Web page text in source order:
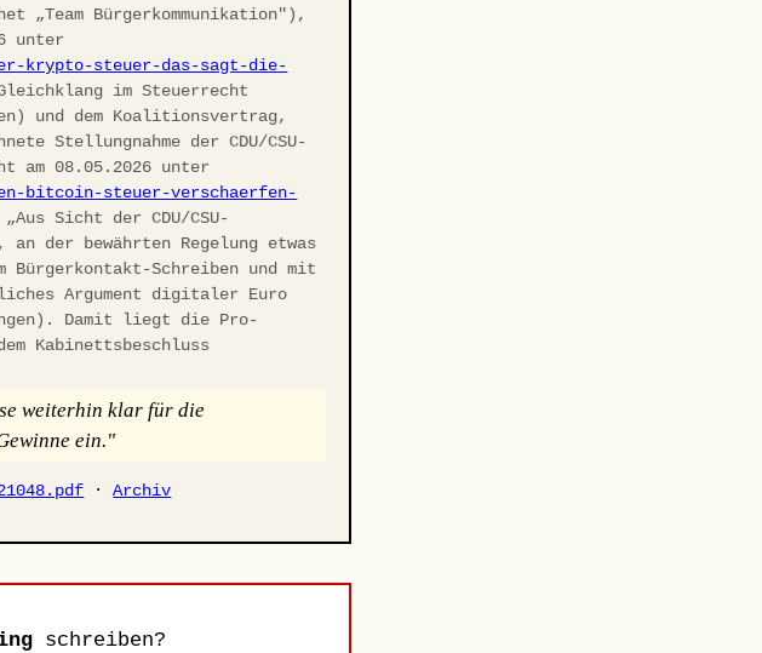
„Team Bürgerkommunikation"),
unter
krypto-steuer-das-sagt-die-
im Steuerrecht
und dem Koalitionsvertrag,
Stellungnahme der CDU/CSU-
am 08.05.2026 unter
bitcoin-steuer-verschaerfen-
Sicht der CDU/CSU-
der bewährten Regelung etwas
Schreiben und mit
Argument digitaler Euro
Damit liegt die Pro-
Kabinettsbeschluss
weiterhin klar für die
ein."
·Archiv
schreiben?